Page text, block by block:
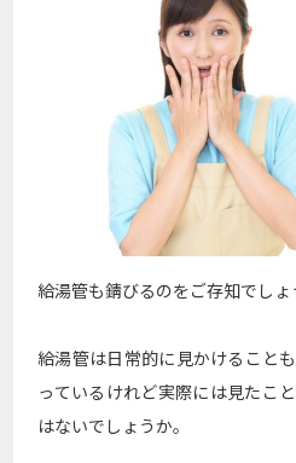
給湯管も錆びるのをご存知でしょ
給湯管は日常的に見かけること
っているけれど実際には見たこ
はないでしょうか。